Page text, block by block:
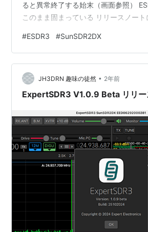
ると異常終了する始末（画面参照）
このまま固まっている リリースノート
ない等のメッセージに従ってファイル
はそんなファイルは見当たらない。
Rosetta2 の異常かと思い、OSを
も現象は同じだった。 クリスマス バグ
Windows で試したら、こちらは1.…
#ESDR3 #SunSDR2DX
JH3DRN 趣味の徒然 • 2年前
ExpertSDR3 V1.0.9 Beta リリ